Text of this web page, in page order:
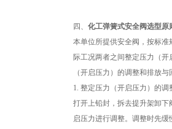
四、 化工弹簧式安全阀选型原
本单位所提供安全阀，按标
际工况两者之间整定压力（
（开启压力）的调整和排放
1. 整定压力（开启压力）的调
打开上铅封，拆去提升架卸
启压力进行调整。调整时先